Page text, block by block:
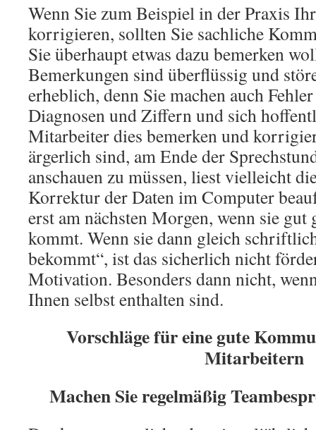
Wenn Sie zum Beispiel in der Praxis
korrigieren, sollten Sie sachliche
Sie überhaupt etwas dazu bemerken
Bemerkungen sind überflüssig und
erheblich, denn Sie machen auch
Diagnosen und Ziffern und sich
Mitarbeiter dies bemerken und
ärgerlich sind, am Ende der
anschauen zu müssen, liest vielleicht
Korrektur der Daten im Computer
erst am nächsten Morgen, wenn sie
kommt. Wenn sie dann gleich
bekommt“, ist das sicherlich nicht
Motivation. Besonders dann nicht,
Ihnen selbst enthalten sind.
Vorschläge für eine gute
Mitarbeitern
Machen Sie regelmäßig